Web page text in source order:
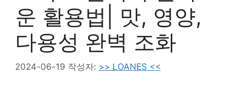
운 활용법| 맛, 영양,
다용성 완벽 조화
2024-06-19 작성자: >> LOANES <<